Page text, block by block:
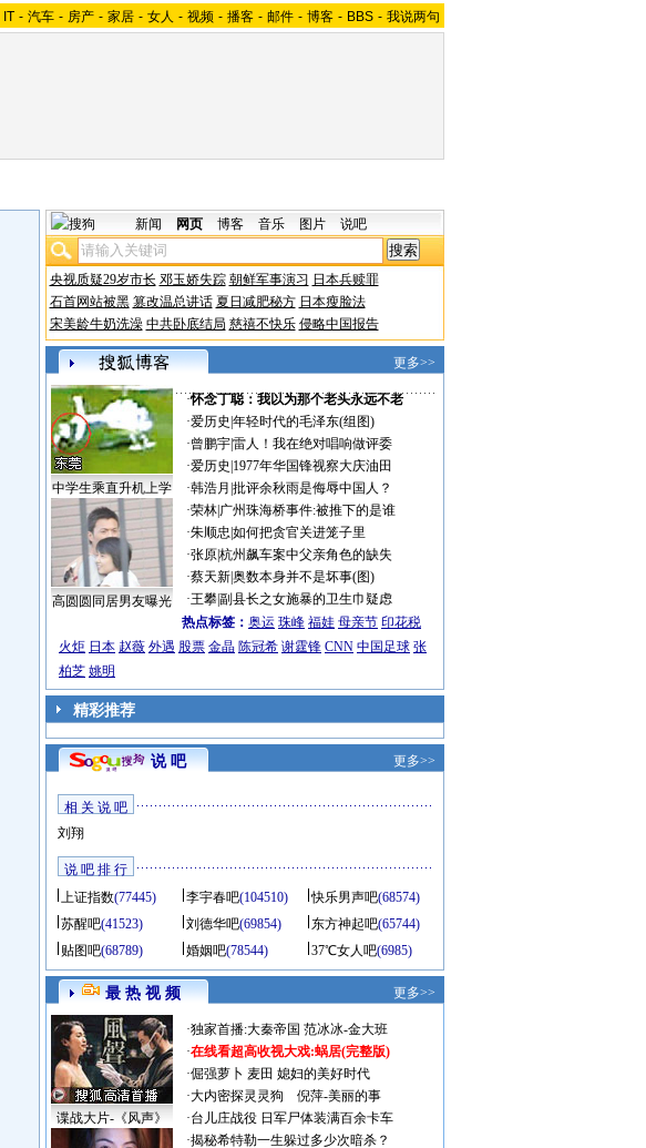
IT - 汽车 - 房产 - 家居 - 女人 - 视频 - 播客 - 邮件 - 博客 - BBS - 我说两句
新闻 网页 博客 音乐 图片 说吧
央视质疑29岁市长 邓玉娇失踪 朝鲜军事演习 日本兵赎罪
石首网站被黑 篡改温总讲话 夏日减肥秘方 日本瘦脸法
宋美龄牛奶洗澡 中共卧底结局 慈禧不快乐 侵略中国报告
更多>>
中学生乘直升机上学
高圆圆同居男友曝光
·怀念丁聪：我以为那个老头永远不老
·爱历史 年轻时代的毛泽东(组图)
·曾鹏宇|雷人！我在绝对唱响做评委
·爱历史 1977年华国锋视察大庆油田
·韩浩月 批评余秋雨是侮辱中国人？
·荣林| 广州珠海桥事件:被推下的是谁
·朱顺忠 如何把贪官关进笼子里
·张原|杭州飙车案中父亲角色的缺失
·蔡天新|奥数本身并不是坏事(图)
·王攀|副县长之女施暴的卫生巾疑虑
热点标签： 奥运 珠峰 福娃 母亲节 印花税
火炬 日本 赵薇 外遇 股票 金晶 陈冠希 谢霆锋 CNN 中国足球 张
柏芝 姚明
精彩推荐
说 吧 更多>>
相 关 说 吧
刘翔
说 吧 排 行
上证指数(77445) 李宇春吧(104510) 快乐男声吧(68574)
苏醒吧(41523) 刘德华吧(69854) 东方神起吧(65744)
贴图吧(68789) 婚姻吧(78544) 37℃女人吧(6985)
最 热 视 频 更多>>
谍战大片-《风声》
·独家首播:大秦帝国 范冰冰-金大班
·在线看超高收视大戏:蜗居(完整版)
·倔强萝卜 麦田 媳妇的美好时代
·大内密探灵灵狗
倪萍-美丽的事
·台儿庄战役 日军尸体装满百余卡车
·揭秘希特勒一生躲过多少次暗杀？